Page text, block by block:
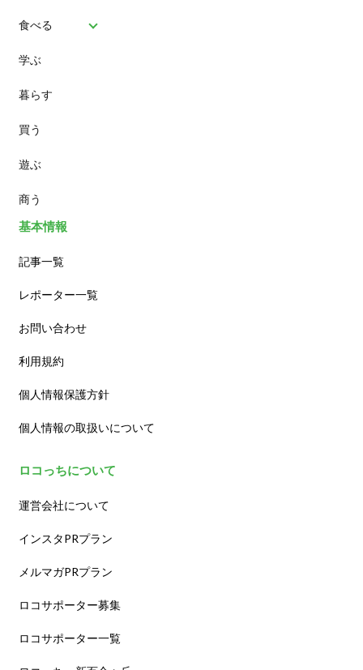
食べる
パン
スイーツ
ランチ
カフェ
学ぶ
暮らす
買う
遊ぶ
商う
基本情報
記事一覧
レポーター一覧
お問い合わせ
利用規約
個人情報保護方針
個人情報の取扱いについて
ロコっちについて
運営会社について
インスタPRプラン
メルマガPRプラン
ロコサポーター募集
ロコサポーター一覧